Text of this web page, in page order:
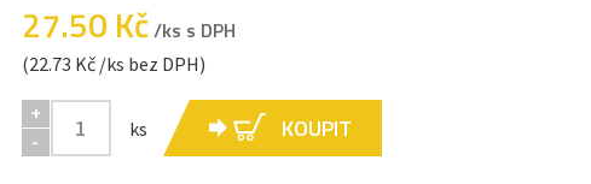
27.50 Kč/ks s DPH
(22.73 Kč /ks bez DPH)
+
-
ks KOUPIT